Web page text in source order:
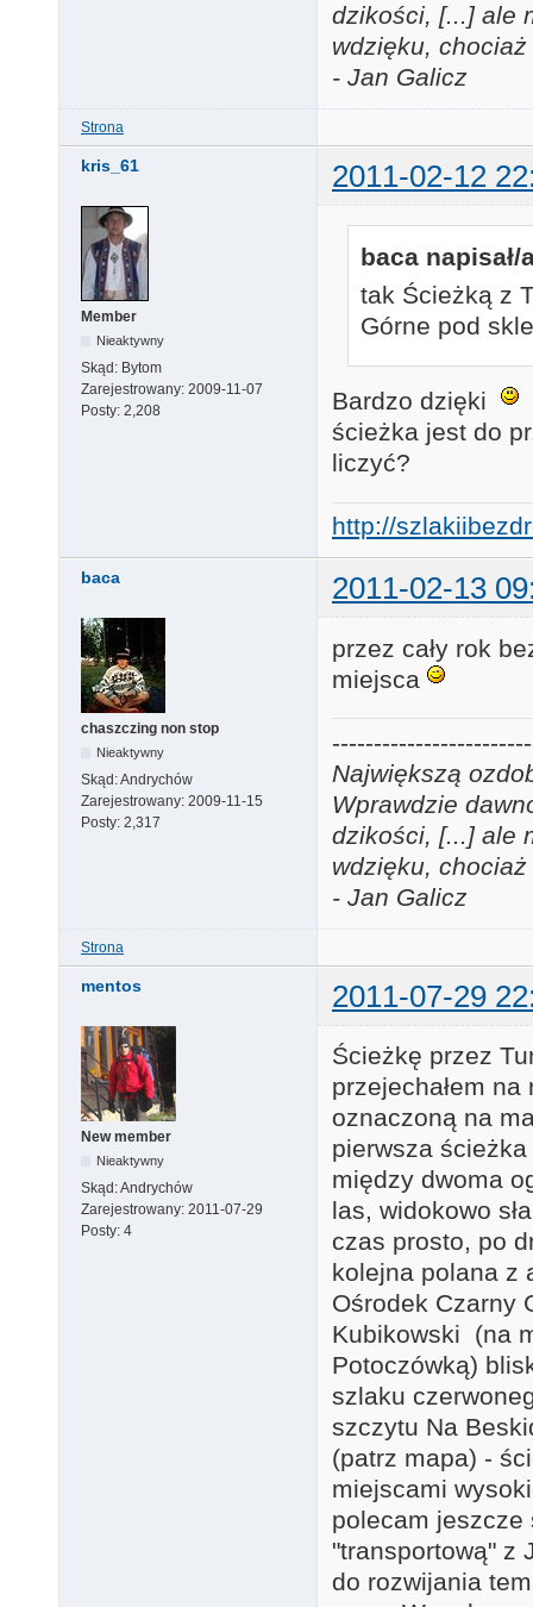
dzikości, [...] ale
wdzięku,
- Jan Galicz
Strona
kris_61 2011-02-12
Member
Nieaktywny
Skąd: Bytom
Zarejestrowany: 2009-11-07
Posty: 2,208
baca napisał/
tak Ścieżką z
Górne pod
Bardzo dzięki
ścieżka jest do
liczyć?
http://
baca 2011-02-13
chaszczing non stop
Nieaktywny
Skąd:Andrychów
Zarejestrowany: 2009-11-15
Posty: 2,317
przez cały rok
miejsca
Największą
Wprawdzie
dzikości, [...] ale
wdzięku,
- Jan Galicz
Strona
mentos 2011-07-29
New member
Nieaktywny
Skąd:Andrychów
Zarejestrowany: 2011-07-29
Posty: 4
Ścieżkę przez
przejechałem
oznaczoną na
pierwsza
między dwoma
las, widokowo
czas prosto, po
kolejna polana z
Ośrodek Czarny
Kubikowski (na
Potoczówką)
szlaku
szczytu Na
(patrz mapa) -
miejscami
polecam jeszcze
"transportową" z
do rozwijania